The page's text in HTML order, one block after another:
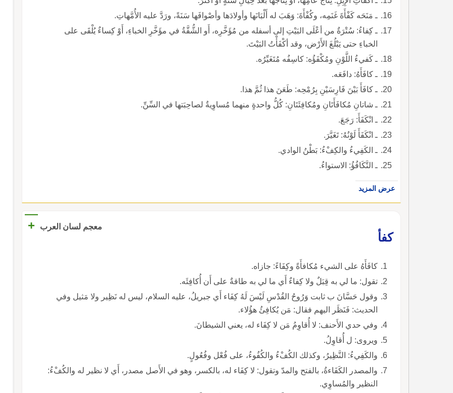
ـ مَنَحَه كَفْأَةَ غَنَمِه، وكُفْأَةَ: وَهَبَ له أَلْبَانَها وأولادَها وأصْوافَها سَنَةً، ورَدَّ عليه الأُمَّهاتِ.
ـ كِفاءُ: سُتْرَةٌ من أعْلَى البَيْتِ إلى أسفله من مُؤَخَّرِه، أَو الشُّقَّةُ في مؤَخَّرِ الخباءِ، أَوْ كِساءٌ يُلْقَى على
الخباءِ حتى يَبْلُغَ الأَرْض، وقد أكْفَأْتُ البَيْتَ.
ـ كَفيءُ اللَّوْنِ ومُكْفَؤُه: كاسِفُه مُتَغَيِّرُه.
ـ كافَأَهُ: دافَعَه.
ـ كافَأَ بَيْنَ فَارِسَيْنِ بِرُمْحِه: طَعَنَ هذا ثُمَّ هذا.
ـ شاتانِ مُكافَأَتَانِ ومُكافِئَتَانِ: كُلُّ واحدةٍ منهما مُساوِيةٌ لصاحِبَتها في السِّنِّ.
ـ انْكَفَأَ: رَجَعَ.
ـ انْكَفَأَ لَوْنُهُ: تَغَيَّرَ.
ـ الكَفِيءُ والكِفْءُ: بَطْنُ الوادي.
ـ التَّكَافُؤُ: الاستواءُ.
عرض المزيد
معجم لسان العرب
+
كفأ
كافَأَهُ على الشيء مُكافأَةً وكِفَاءً: جازاه.
تقول: ما لي به قِبَلٌ ولا كِفاءٌ أَي ما لي به طاقةٌ على أَن أُكافِئَه.
وقول حَسَّانَ ب ثابت وَرُوحُ القُدْسِ لَيْسَ لَهُ كِفَاء أَي جبريلُ، عليه السلام، ليس له نَظِير ولا مَثيل وفي
الحديث: فَنَظَر اليهم فقال: مَن يُكافِئُ هؤُلاء.
وفي حدي الأَحنف: لا أُقاوِمُ مَن لا كِفَاء له، يعني الشيطانَ.
ويروى: ل أُقاوِلُ.
والكَفِيءُ: النَّظِيرُ، وكذلك الكُفْءُ والكُفُوءُ، على فُعْل وفُعُولٍ.
والمصدر الكَفَاءةُ، بالفتح والمدّ وتقول: لا كِفَاء له، بالكسر، وهو في الأَصل مصدر، أَي لا نظير له والكُفْءُ:
النظير والمُساوِي.